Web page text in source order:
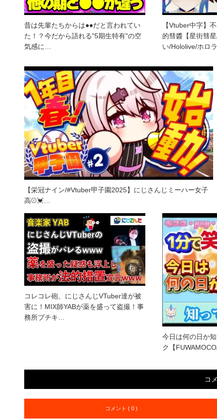
昔は先輩たちからは●●だと言われてい
た！？今だから語れる"5期生特有"の空
気感に…
【Vtuber中字】
的彗醬【星街彗
い/Hololive/ホロ
【栄冠ナイン/#Vtuber甲子園2025】にじさんじミーハー女子
高⚾💓…
コレコレ砲、にじさんじVTuber達が被
害に！MIX師YABが薬を盛って盗撮！事
務所ブチキ…
今日は何の日か
ク【
コ
コメント ( 0 )